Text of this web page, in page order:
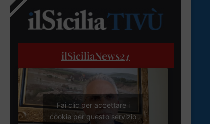
ilSiciliaNews24
Fai clic per accettare i
cookie per questo servizio